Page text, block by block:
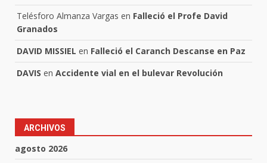
Telésforo Almanza Vargas en Falleció el Profe David
Granados
DAVID MISSIEL en Falleció el Caranch Descanse en Paz
DAVIS en Accidente vial en el bulevar Revolución
ARCHIVOS
agosto 2026